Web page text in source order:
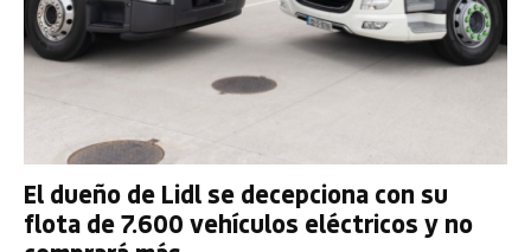
El dueño de Lidl se decepciona con su
flota de 7.600 vehículos eléctricos y no